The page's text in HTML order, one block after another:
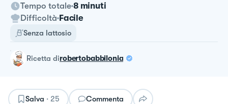
Tempo totale 8 minuti
Difficoltà Facile
Senza lattosio
ricetta dirobertobabbilonia
Salva · 25 Commenta